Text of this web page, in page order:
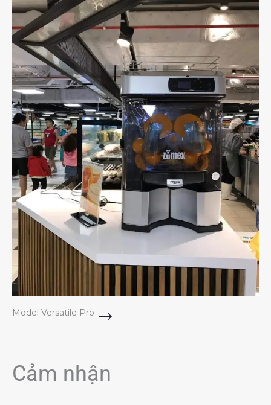
Model Versatile Pro
Cảm nhận